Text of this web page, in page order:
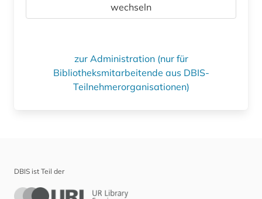
wechseln
zur Administration (nur für
Bibliotheksmitarbeitende aus DBIS-
Teilnehmerorganisationen)
DBIS ist Teil der